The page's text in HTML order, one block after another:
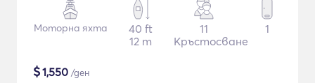
Моторна яхта
40 ft
12 m
11
Кръстосване
1
$1,550 /ден